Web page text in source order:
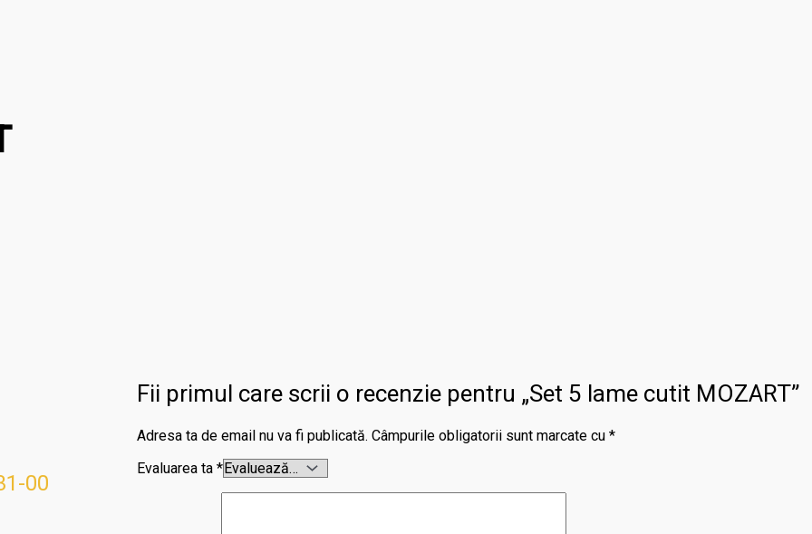
Fii primul care scrii o recenzie pentru „Set 5 lame cutit MOZART”
Adresa ta de email nu va fi publicată. Câmpurile obligatorii sunt marcate cu *
Evaluarea ta *
00